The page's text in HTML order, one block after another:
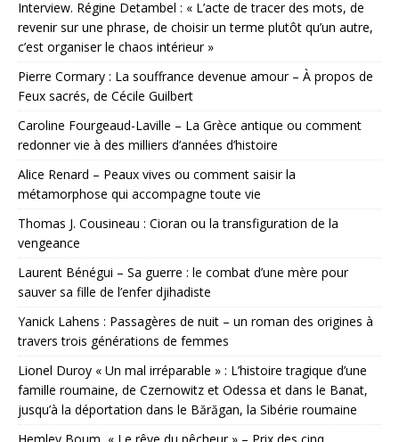
Interview. Régine Detambel : « L’acte de tracer des mots, de
revenir sur une phrase, de choisir un terme plutôt qu’un autre,
c’est organiser le chaos intérieur »
Pierre Cormary : La souffrance devenue amour – À propos de
Feux sacrés, de Cécile Guilbert
Caroline Fourgeaud-Laville – La Grèce antique ou comment
redonner vie à des milliers d’années d’histoire
Alice Renard – Peaux vives ou comment saisir la
métamorphose qui accompagne toute vie
Thomas J. Cousineau : Cioran ou la transfiguration de la
vengeance
Laurent Bénégui – Sa guerre : le combat d’une mère pour
sauver sa fille de l’enfer djihadiste
Yanick Lahens : Passagères de nuit – un roman des origines à
travers trois générations de femmes
Lionel Duroy « Un mal irréparable » : L’histoire tragique d’une
famille roumaine, de Czernowitz et Odessa et dans le Banat,
jusqu’à la déportation dans le Bărăgan, la Sibérie roumaine